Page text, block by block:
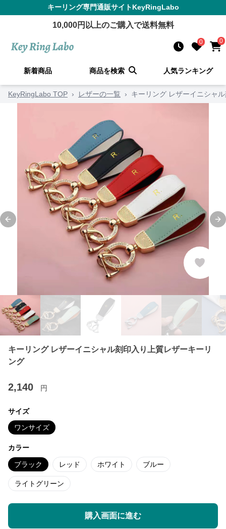
キーリング専門通販サイトKeyRingLabo
10,000円以上のご購入で送料無料
0 0
新着商品 商品を検索 人気ランキング
KeyRingLabo TOP › レザーの一覧 › キーリング レザーイニシャ
Previous slide
キーリング レザーイニシャル刻印入り上質レザーキーリ
ング
2,140 円
サイズ
ワンサイズ
カラー
ブラック レッド ホワイト ブルー
ライトグリーン
購入画面に進む